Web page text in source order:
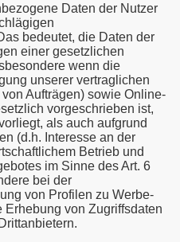
Daten der Nutzer
bedeutet, die Daten der
einer gesetzlichen
wenn die
unserer vertraglichen
Aufträgen) sowie Online-
vorgeschrieben ist,
als auch aufgrund
(d.h. Interesse an der
Betrieb und
im Sinne des Art. 6
bei der
von Profilen zu Werbe-
von Zugriffsdaten